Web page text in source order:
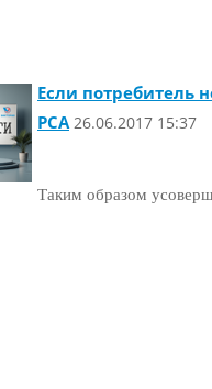
Если потребитель
РСА26.06.2017 15:37
Таким образом